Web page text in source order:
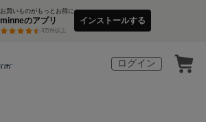
お買いものがもっとお得に
minneのアプリ
3万件以上
インストールする
ログイン